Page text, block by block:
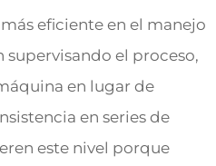
eficiente en el manejo
el proceso,
en lugar de
en series de
este nivel porque